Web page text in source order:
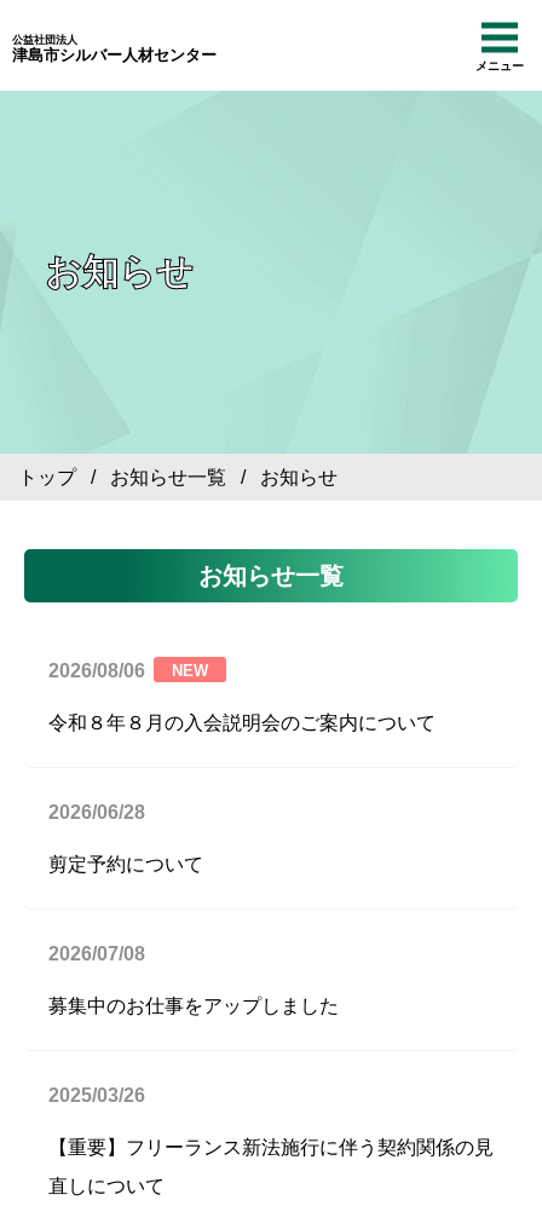
公益社団法人
津島市シルバー人材センター
メニュー
お知らせ
トップ/ お知らせ一覧 / お知らせ
お知らせ一覧
2026/08/06 NEW
令和８年８月の入会説明会のご案内について
2026/06/28
剪定予約について
2026/07/08
募集中のお仕事をアップしました
2025/03/26
【重要】フリーランス新法施行に伴う契約関係の見
直しについて